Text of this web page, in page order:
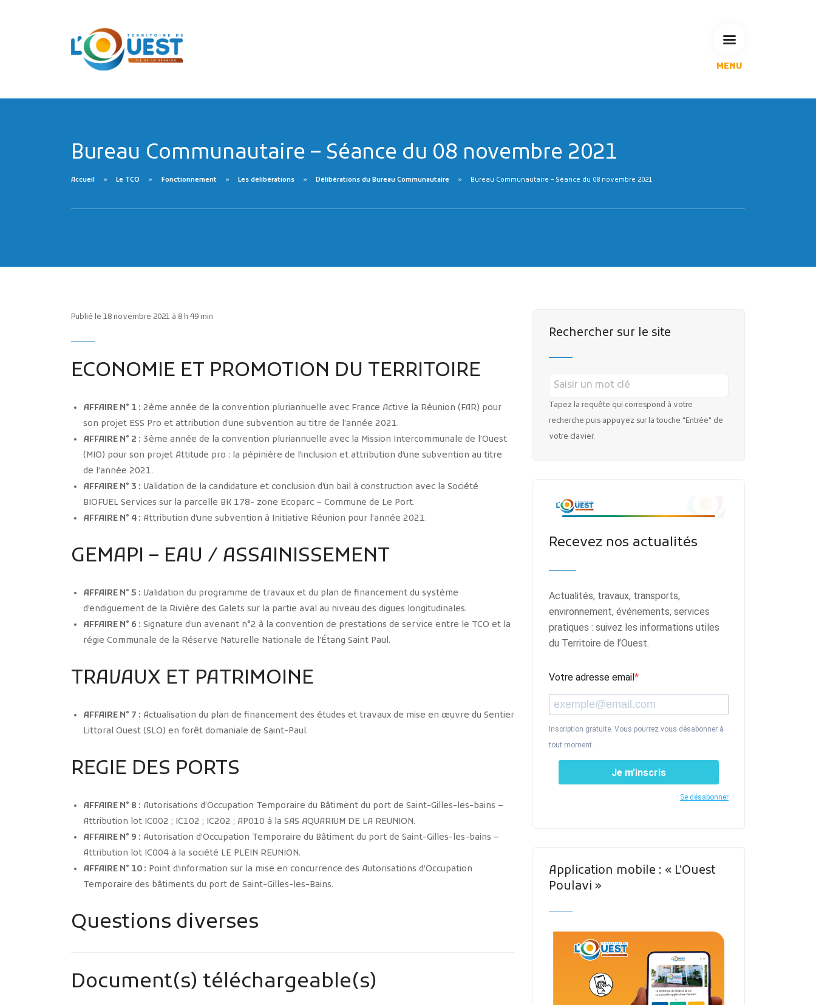
MENU
Espace Pédagogique
RECHERCHE
Bureau Communautaire – Séance du 08 novembre 2021
Accueil Le TCO Fonctionnement Les délibérations Délibérations du Bureau Communautaire Bureau Communautaire – Séance du 08 novembre 2021
Publié le 18 novembre 2021 à 8 h 49 min
ECONOMIE ET PROMOTION DU TERRITOIRE
AFFAIRE N° 1 : 2ème année de la convention pluriannuelle avec France Active la Réunion (FAR) pour
son projet ESS Pro et attribution d’une subvention au titre de l’année 2021.
AFFAIRE N° 2 : 3ème année de la convention pluriannuelle avec la Mission Intercommunale de l’Ouest
(MIO) pour son projet Attitude pro : la pépinière de l’inclusion et attribution d’une subvention au titre
de l’année 2021.
AFFAIRE N° 3 : Validation de la candidature et conclusion d’un bail à construction avec la Société
BIOFUEL Services sur la parcelle BK 178- zone Ecoparc – Commune de Le Port.
AFFAIRE N° 4 : Attribution d’une subvention à Initiative Réunion pour l’année 2021.
GEMAPI – EAU / ASSAINISSEMENT
AFFAIRE N° 5 : Validation du programme de travaux et du plan de financement du système
d’endiguement de la Rivière des Galets sur la partie aval au niveau des digues longitudinales.
AFFAIRE N° 6 : Signature d’un avenant n°2 à la convention de prestations de service entre le TCO et la
régie Communale de la Réserve Naturelle Nationale de l’Étang Saint Paul.
TRAVAUX ET PATRIMOINE
AFFAIRE N° 7 : Actualisation du plan de financement des études et travaux de mise en œuvre du Sentier
Littoral Ouest (SLO) en forêt domaniale de Saint-Paul.
REGIE DES PORTS
AFFAIRE N° 8 : Autorisations d’Occupation Temporaire du Bâtiment du port de Saint-Gilles-les-bains –
Attribution lot IC002 ; IC102 ; IC202 ; AP010 à la SAS AQUARIUM DE LA REUNION.
AFFAIRE N° 9 : Autorisation d’Occupation Temporaire du Bâtiment du port de Saint-Gilles-les-bains –
Attribution lot IC004 à la société LE PLEIN REUNION.
AFFAIRE N° 10 : Point d’information sur la mise en concurrence des Autorisations d’Occupation
Temporaire des bâtiments du port de Saint-Gilles-les-Bains.
Questions diverses
Document(s) téléchargeable(s)
Rechercher sur le site
Tapez la requête qui correspond à votre
recherche puis appuyez sur la touche "Entrée" de
votre clavier.
Recevez nos actualités
Actualités, travaux, transports,
environnement, événements, services
pratiques : suivez les informations utiles
du Territoire de l’Ouest.
Votre adresse email
Inscription gratuite. Vous pourrez vous désabonner à
tout moment.
Je m’inscris
Se désabonner
Application mobile : « L’Ouest
Poulavi »